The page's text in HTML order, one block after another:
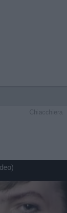
Chiacchiera